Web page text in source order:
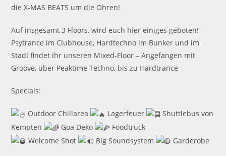
die X-MAS BEATS um die Ohren!
Auf insgesamt 3 Floors, wird euch hier einiges geboten!
Psytrance im Clubhouse, Hardtechno im Bunker und im
Stadl findet ihr unseren Mixed-Floor – Angefangen mit
Groove, über Peaktime Techno, bis zu Hardtrance
Specials:
Outdoor Chillarea Lagerfeuer
Shuttlebus von
Kempten
Goa Deko
Foodtruck
Welcome Shot
Big Soundsystem Garderobe